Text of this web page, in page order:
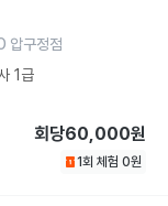
압구정점
1급
회당60,000원
1회 체험 0원